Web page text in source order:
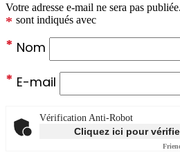
Votre adresse e-mail ne sera pas publiée.
sont indiqués avec
*
Nom
*
E-mail
*
Vérification Anti-Robot
Cliquez ici pour